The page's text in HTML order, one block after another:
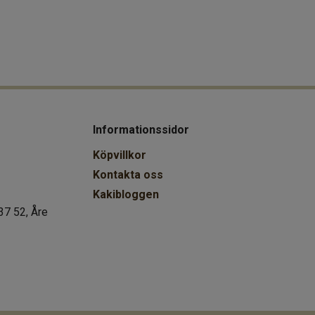
52, Åre
Informationssidor
Köpvillkor
Kontakta oss
Kakibloggen